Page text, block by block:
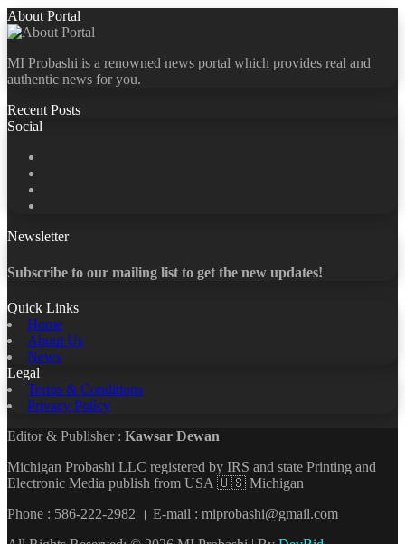
About Portal
MI Probashi is a renowned news portal which provides real and
authentic news for you.
Recent Posts
Social
Newsletter
Subscribe to our mailing list to get the new updates!
Quick Links
Home
About Us
News
Legal
Terms & Conditions
Privacy Policy
Editor & Publisher : Kawsar Dewan
Michigan Probashi LLC registered by IRS and state Printing and
Electronic Media publish from USA 🇺🇸 Michigan
Phone : 586-222-2982 । E-mail : miprobashi@gmail.com